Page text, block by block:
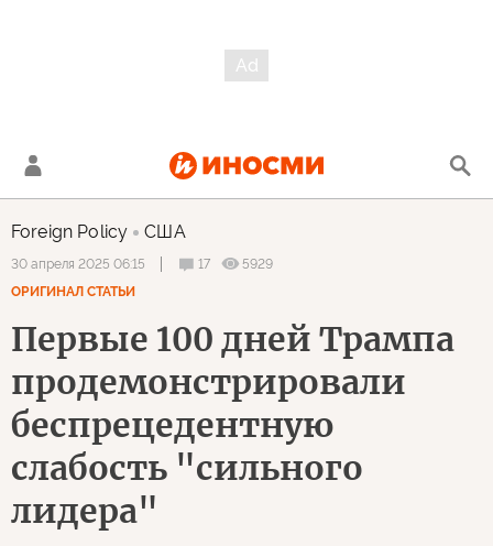
Foreign Policy США
30 апреля 2025 06:15 17
5929
ОРИГИНАЛ СТАТЬИ
Первые 100 дней Трампа
продемонстрировали
беспрецедентную
слабость "сильного
лидера"